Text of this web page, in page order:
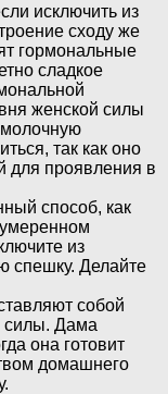
исключить из
сходу же
гормональные
сладкое
женской силы
молочную
так как оно
для проявления в
способ, как
из
спешку. Делайте
собой
силы. Дама
она готовит
домашнего